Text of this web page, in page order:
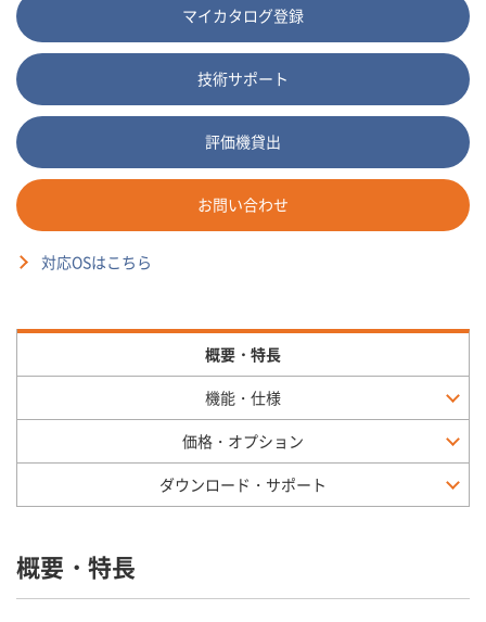
マイカタログ登録
技術サポート
評価機貸出
お問い合わせ
対応OSはこちら
概要・特長
機能・仕様
価格・オプション
ダウンロード・サポート
概要・特長